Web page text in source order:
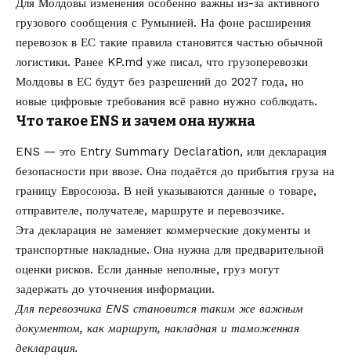
Для Молдовы изменения особенно важны из-за активного
грузового сообщения с Румынией. На фоне расширения
перевозок в ЕС такие правила становятся частью обычной
логистики. Ранее KP.md уже писал, что грузоперевозки
Молдовы в ЕС будут без разрешений до 2027 года, но
новые цифровые требования всё равно нужно соблюдать.
Что такое ENS и зачем она нужна
ENS — это Entry Summary Declaration, или декларация
безопасности при ввозе. Она подаётся до прибытия груза на
границу Евросоюза. В ней указываются данные о товаре,
отправителе, получателе, маршруте и перевозчике.
Эта декларация не заменяет коммерческие документы и
транспортные накладные. Она нужна для предварительной
оценки рисков. Если данные неполные, груз могут
задержать до уточнения информации.
Для перевозчика ENS становится таким же важным
документом, как маршрут, накладная и таможенная
декларация.